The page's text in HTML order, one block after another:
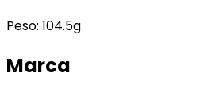
Peso: 104.5g
Marca